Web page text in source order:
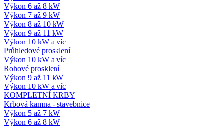
Výkon 6 až 8 kW
Výkon 7 až 9 kW
Výkon 8 až 10 kW
Výkon 9 až 11 kW
Výkon 10 kW a víc
Průhledové prosklení
Výkon 10 kW a víc
Rohové prosklení
Výkon 9 až 11 kW
Výkon 10 kW a víc
KOMPLETNÍ KRBY
Krbová kamna - stavebnice
Výkon 5 až 7 kW
Výkon 6 až 8 kW